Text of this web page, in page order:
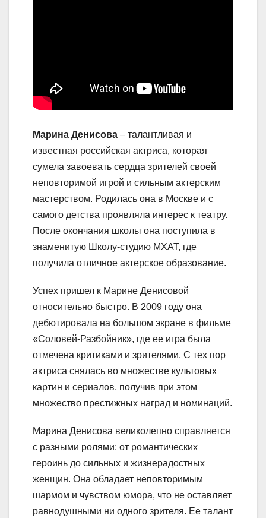
Марина Денисова – талантливая и
известная российская актриса, которая
сумела завоевать сердца зрителей своей
неповторимой игрой и сильным актерским
мастерством. Родилась она в Москве и с
самого детства проявляла интерес к театру.
После окончания школы она поступила в
знаменитую Школу-студию МХАТ, где
получила отличное актерское образование.
Успех пришел к Марине Денисовой
относительно быстро. В 2009 году она
дебютировала на большом экране в фильме
«Соловей-Разбойник», где ее игра была
отмечена критиками и зрителями. С тех пор
актриса снялась во множестве культовых
картин и сериалов, получив при этом
множество престижных наград и номинаций.
Марина Денисова великолепно справляется
с разными ролями: от романтических
героинь до сильных и жизнерадостных
женщин. Она обладает неповторимым
шармом и чувством юмора, что не оставляет
равнодушными ни одного зрителя. Ее талант